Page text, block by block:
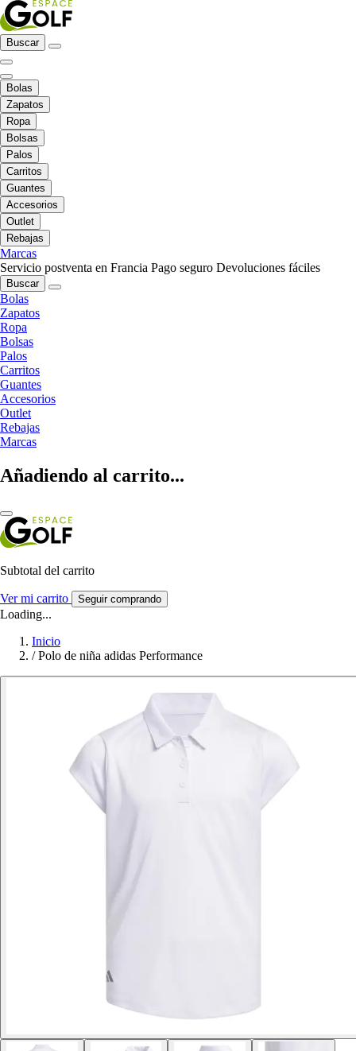
Buscar
Bolas
Zapatos
Ropa
Bolsas
Palos
Carritos
Guantes
Accesorios
Outlet
Rebajas
Marcas
Servicio postventa en Francia Pago seguro Devoluciones fáciles
Buscar
Bolas
Zapatos
Ropa
Bolsas
Palos
Carritos
Guantes
Accesorios
Outlet
Rebajas
Marcas
Añadiendo al carrito...
Subtotal del carrito
Ver mi carrito Seguir comprando
Loading...
Inicio
/ Polo de niña adidas Performance